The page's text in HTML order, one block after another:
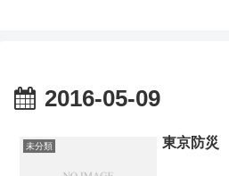
2016-05-09
未分類 東京防災